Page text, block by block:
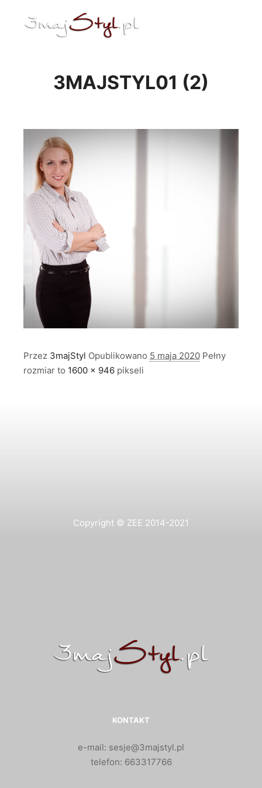
3MAJSTYL01 (2)
Przez 3majStyl Opublikowano 5 maja 2020 Pełny
rozmiar to 1600 × 946 pikseli
Copyright © ZEE 2014-2021
KONTAKT
e-mail: sesje@3majstyl.pl
telefon: 663317766